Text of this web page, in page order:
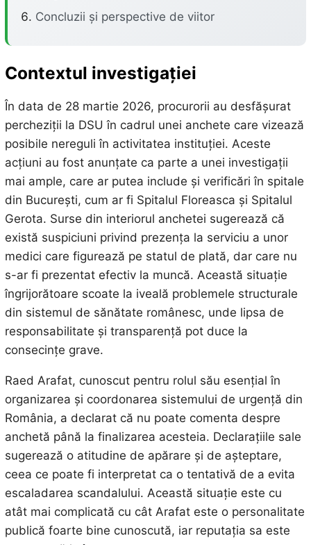
Concluzii și perspective de viitor
Contextul investigației
În data de 28 martie 2026, procurorii au desfășurat
percheziții la DSU în cadrul unei anchete care vizează
posibile nereguli în activitatea instituției. Aceste
acțiuni au fost anunțate ca parte a unei investigații
mai ample, care ar putea include și verificări în spitale
din București, cum ar fi Spitalul Floreasca și Spitalul
Gerota. Surse din interiorul anchetei sugerează că
există suspiciuni privind prezența la serviciu a unor
medici care figurează pe statul de plată, dar care nu
s-ar fi prezentat efectiv la muncă. Această situație
îngrijorătoare scoate la iveală problemele structurale
din sistemul de sănătate românesc, unde lipsa de
responsabilitate și transparență pot duce la
consecințe grave.
Raed Arafat, cunoscut pentru rolul său esențial în
organizarea și coordonarea sistemului de urgență din
România, a declarat că nu poate comenta despre
anchetă până la finalizarea acesteia. Declarațiile sale
sugerează o atitudine de apărare și de așteptare,
ceea ce poate fi interpretat ca o tentativă de a evita
escaladarea scandalului. Această situație este cu
atât mai complicată cu cât Arafat este o personalitate
publică foarte bine cunoscută, iar reputația sa este